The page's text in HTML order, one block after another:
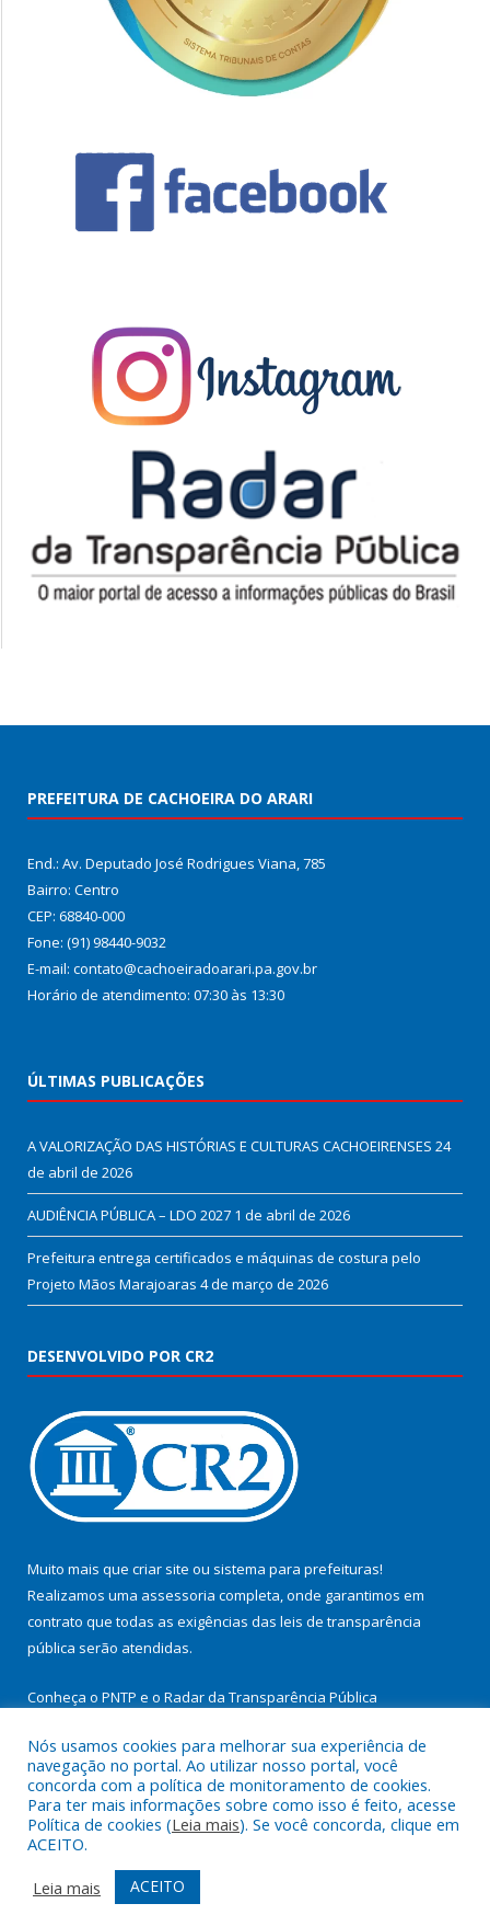
PREFEITURA DE CACHOEIRA DO ARARI
End.: Av. Deputado José Rodrigues Viana, 785
Bairro: Centro
CEP: 68840-000
Fone: (91) 98440-9032
E-mail: contato@cachoeiradoarari.pa.gov.br
Horário de atendimento: 07:30 às 13:30
ÚLTIMAS PUBLICAÇÕES
A VALORIZAÇÃO DAS HISTÓRIAS E CULTURAS CACHOEIRENSES 24
de abril de 2026
AUDIÊNCIA PÚBLICA – LDO 2027 1 de abril de 2026
Prefeitura entrega certificados e máquinas de costura pelo
Projeto Mãos Marajoaras 4 de março de 2026
DESENVOLVIDO POR CR2
Muito mais que criar site ou sistema para prefeituras!
Realizamos uma assessoria completa, onde garantimos em
contrato que todas as exigências das leis de transparência
pública serão atendidas.
Conheça o PNTP e o Radar da Transparência Pública
Todos os direitos reservados a Prefeitura Municipal de
Cachoeira do Arari.
Mapa do Site
Acessar Área Administrativa
Acessar Webmail
Nós usamos cookies para melhorar sua experiência de
navegação no portal. Ao utilizar nosso portal, você
concorda com a política de monitoramento de cookies.
Para ter mais informações sobre como isso é feito, acesse
Política de cookies (Leia mais). Se você concorda, clique em
ACEITO.
Leia mais
ACEITO